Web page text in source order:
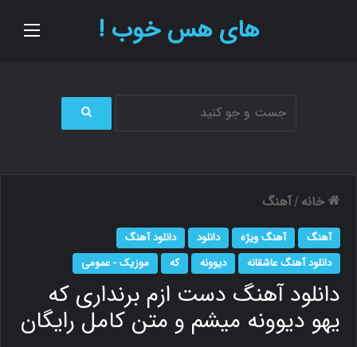
های هس خوب !
ج
ی
خانه / آهنگ
آهنگ آهنگ ویژه دانلود
دانلود آهنگ
دانلود آهنگ عاشقانه
دیوونه که موزیک - عمومی
دانلود آهنگ دست ازم برنداری که
یهو دیوونه میشم و متن کامل رایگان